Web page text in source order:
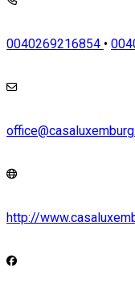
0040269216854 •
http://